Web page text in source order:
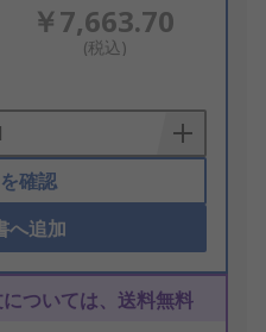
￥7,663.70
(税込)
確認
へ追加
ついては、送料無料